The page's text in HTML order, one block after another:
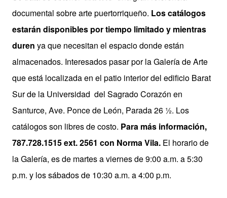
documental sobre arte puertorriqueño. Los catálogos
estarán disponibles por tiempo limitado y mientras
duren ya que necesitan el espacio donde están
almacenados. Interesados pasar por la Galería de Arte
que está localizada en el patio interior del edificio Barat
Sur de la Universidad del Sagrado Corazón en
Santurce, Ave. Ponce de León, Parada 26 ½. Los
catálogos son libres de costo. Para más información,
787.728.1515 ext. 2561 con Norma Vila. El horario de
la Galería, es de martes a viernes de 9:00 a.m. a 5:30
p.m. y los sábados de 10:30 a.m. a 4:00 p.m.